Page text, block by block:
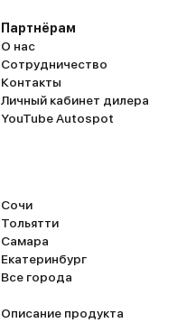
Партнёрам
О нас
Сотрудничество
Контакты
Личный кабинет дилера
YouTube Autospot
Сочи
Тольятти
Самара
Екатеринбург
Все города
Описание продукта